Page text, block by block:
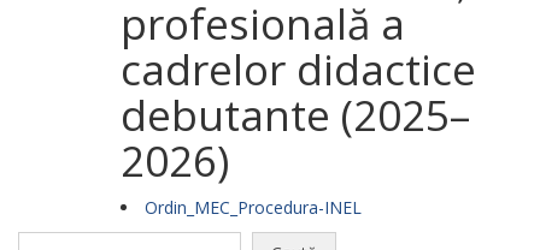
profesională a
cadrelor didactice
debutante (2025–
2026)
Ordin_MEC_Procedura-INEL